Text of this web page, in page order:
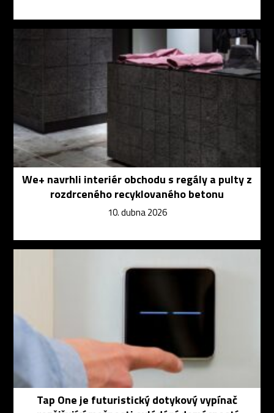
We+ navrhli interiér obchodu s regály a pulty z
rozdrceného recyklovaného betonu
10. dubna 2026
Tap One je futuristický dotykový vypínač